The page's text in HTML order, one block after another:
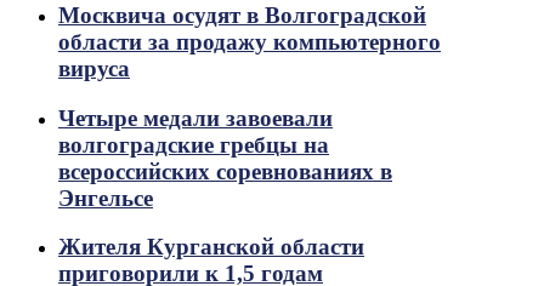
Москвича осудят в Волгоградской
области за продажу компьютерного
вируса
Четыре медали завоевали
волгоградские гребцы на
всероссийских соревнованиях в
Энгельсе
Жителя Курганской области
приговорили к 1,5 годам